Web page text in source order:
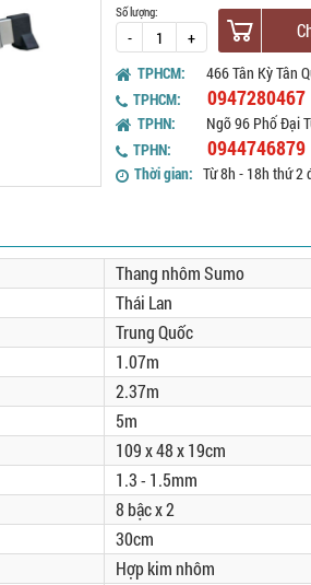
Số lượng:
- +
TPHCM:
466 Tân Kỳ Tân
TPHCM:
0947280467
TPHN:
Ngõ 96 Phố Đại
TPHN:
0944746879
Thời gian: Từ 8h - 18h thứ 2
Thang nhôm Sumo
Thái Lan
Trung Quốc
1.07m
2.37m
5m
109 x 48 x 19cm
1.3 - 1.5mm
8 bậc x 2
30cm
Hợp kim nhôm